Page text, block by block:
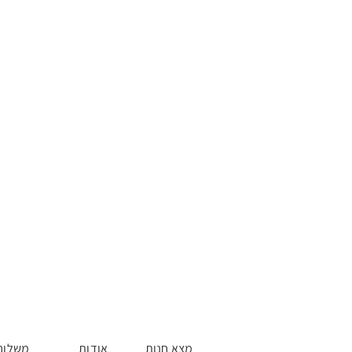
אודות מצא חנות